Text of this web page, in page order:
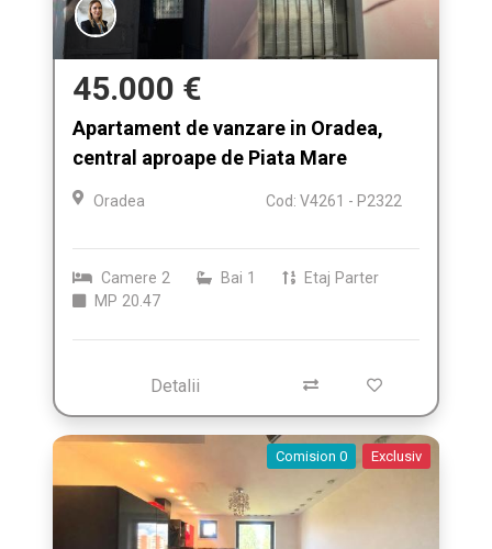
45.000 €
Apartament de vanzare in Oradea,
central aproape de Piata Mare
Oradea Cod: V4261 - P2322
Camere 2 Bai 1 Etaj Parter
MP 20.47
Detalii
Comision 0 Exclusiv